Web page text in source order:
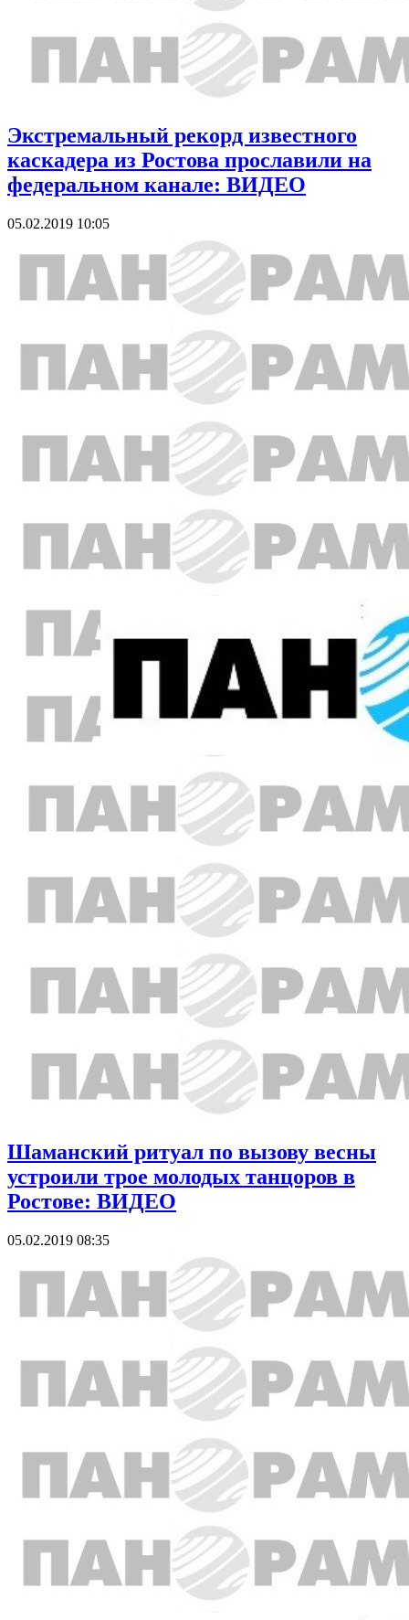
Экстремальный рекорд известного
каскадера из Ростова прославили на
федеральном канале: ВИДЕО
05.02.2019 10:05
Шаманский ритуал по вызову весны
устроили трое молодых танцоров в
Ростове: ВИДЕО
05.02.2019 08:35